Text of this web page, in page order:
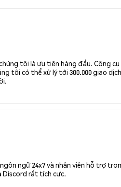
tôi là ưu tiên hàng đầu. Công cụ
tôi có thể xử lý tới 300.000 giao dịch
ngữ 24x7 và nhân viên hỗ trợ
Discord rất tích cực.